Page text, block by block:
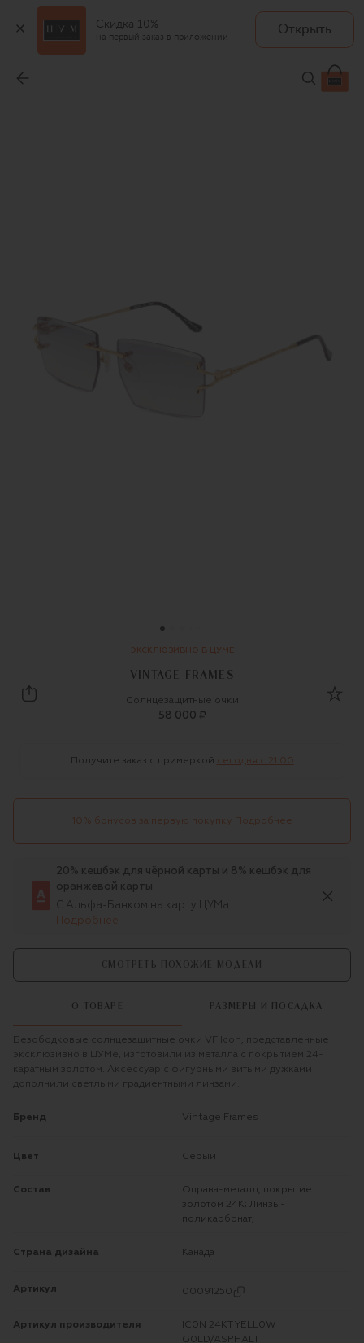
Скидка 10%
на первый заказ в приложении
Открыть
VINTAGE FRAMES
58 000 ₽
ЭКСКЛЮЗИВНО В ЦУМЕ
VINTAGE FRAMES
Vintage Frames
Солнцезащитные очки
58 000 ₽
Получите заказ с примеркой сегодня c 21:00
10% бонусов за первую покупку Подробнее
20% кешбэк для чёрной карты и 8% кешбэк для
оранжевой карты
С Альфа-Банком на карту ЦУМа
Подробнее
СМОТРЕТЬ ПОХОЖИЕ МОДЕЛИ
О ТОВАРЕ РАЗМЕРЫ И ПОСАДКА
Безободковые солнцезащитные очки VF Icon, представленные
эксклюзивно в ЦУМе, изготовили из металла с покрытием 24-
каратным золотом. Аксессуар с фигурными витыми дужками
дополнили светлыми градиентными линзами.
Бренд Vintage Frames
Цвет Серый
Состав
Оправа-металл, покрытие
золотом 24К; Линзы-
поликарбонат;
Страна дизайна Канада
Артикул 00091250
Артикул производителя
G0LD/ASPHALT